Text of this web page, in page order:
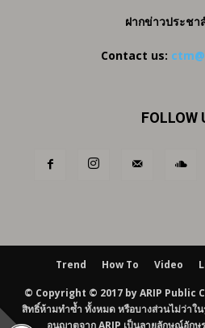
ฝากข่าวประช
Contact us:
FOLLOW
Trend How To Video
© Copyright © 2017 by ARIP Public
สิทธิ์ห้ามทำซ้ำ ทั้งหมด หรือบางส่วนไม่ว่าใ